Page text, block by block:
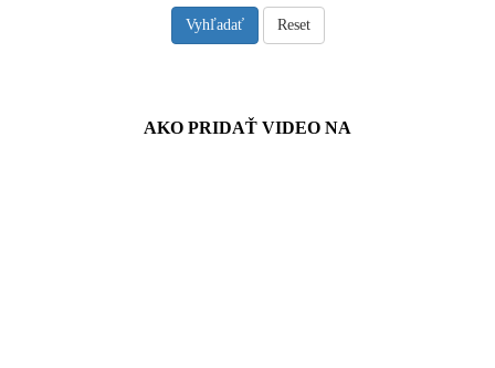
Vyhľadať Reset
AKO PRIDAŤ VIDEO NA